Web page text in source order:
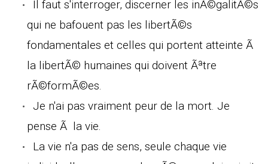
Il faut s'interroger, discerner les inÃ©galitÃ©s
qui ne bafouent pas les libertÃ©s
fondamentales et celles qui portent atteinte Ã
la libertÃ© humaines qui doivent Ãªtre
rÃ©formÃ©es.
Je n'ai pas vraiment peur de la mort. Je
pense Ã la vie.
La vie n'a pas de sens, seule chaque vie